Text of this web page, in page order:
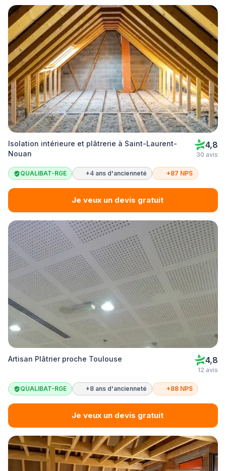
Isolation intérieure et plâtrerie à Saint-Laurent-
Nouan
4,8
30 avis
QUALIBAT-RGE +4 ans d'ancienneté +87 NPS
Je veux un devis gratuit
Artisan Plâtrier proche Toulouse 4,8
12 avis
QUALIBAT-RGE +8 ans d'ancienneté +88 NPS
Je veux un devis gratuit